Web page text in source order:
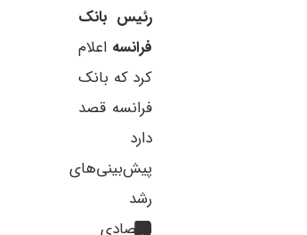
رئیس بانک
فرانسه اعلام
کرد که بانک
فرانسه قصد
دارد
پیش‌بینی‌های
رشد
اقتصادی